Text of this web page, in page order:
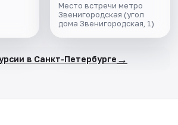
Место встречи метро
Звенигородская (угол
дома Звенигородская, 1)
в Санкт-Петербурге →